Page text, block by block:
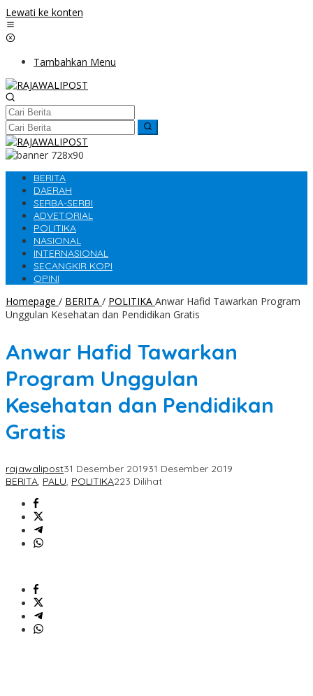
Lewati ke konten
Tambahkan Menu
BERITA
DAERAH
SERBA-SERBI
ADVETORIAL
POLITIKA
NASIONAL
INTERNASIONAL
SECANGKIR KOPI
OPINI
Homepage / BERITA / POLITIKA Anwar Hafid Tawarkan Program
Unggulan Kesehatan dan Pendidikan Gratis
Anwar Hafid Tawarkan
Program Unggulan
Kesehatan dan Pendidikan
Gratis
rajawalipost31 Desember 201931 Desember 2019
BERITA, PALU, POLITIKA223 Dilihat